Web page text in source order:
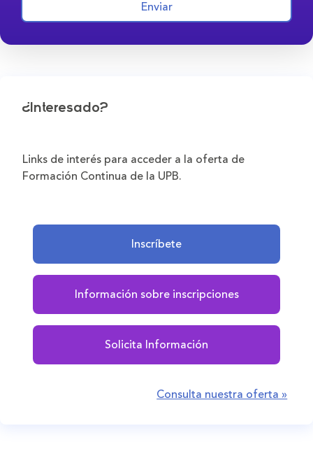
Enviar
¿Interesado?
Links de interés para acceder a la oferta de
Formación Continua de la UPB.
Inscríbete
Información sobre inscripciones
Solicita Información
Consulta nuestra oferta »